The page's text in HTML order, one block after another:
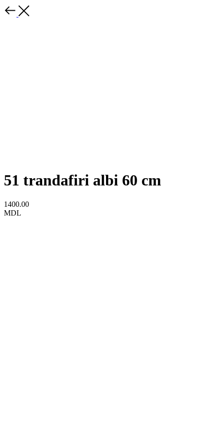
51 trandafiri albi 60 cm
1400.00
MDL